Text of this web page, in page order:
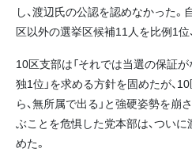
し、渡辺氏の公認を認めなかった
区以外の選挙区候補11人を比例1位
10区支部は「それでは当選の保証が
独1位」を求める方針を固めたが、
ら、無所属で出る」と強硬姿勢を崩
ぶことを危惧した党本部は、つい
めた。